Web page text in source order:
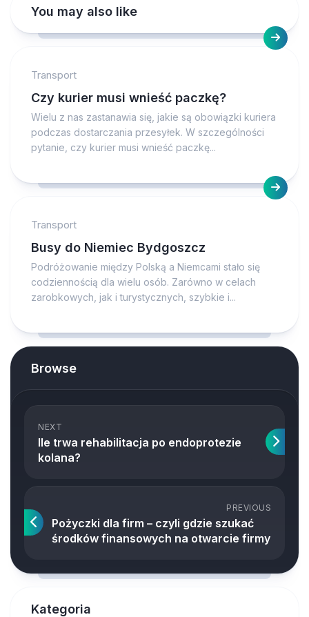
You may also like
Transport
Czy kurier musi wnieść paczkę?
Wielu z nas zastanawia się, jakie są obowiązki kuriera
podczas dostarczania przesyłek. W szczególności
pytanie, czy kurier musi wnieść paczkę...
Transport
Busy do Niemiec Bydgoszcz
Podróżowanie między Polską a Niemcami stało się
codziennością dla wielu osób. Zarówno w celach
zarobkowych, jak i turystycznych, szybkie i...
Browse
NEXT
Ile trwa rehabilitacja po endoprotezie
kolana?
PREVIOUS
Pożyczki dla firm – czyli gdzie szukać
środków finansowych na otwarcie firmy
Kategoria